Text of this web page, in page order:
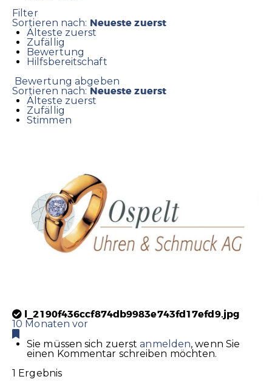
Filter
Sortieren nach: Neueste zuerst
Älteste zuerst
Zufällig
Bewertung
Hilfsbereitschaft
Bewertung abgeben
Sortieren nach: Neueste zuerst
Älteste zuerst
Zufällig
Stimmen
l_2190f436ccf874db9983e743fd17efd9.jpg
10 Monaten vor
Sie müssen sich zuerstanmelden, wenn Sie
einen Kommentar schreiben möchten.
1 Ergebnis